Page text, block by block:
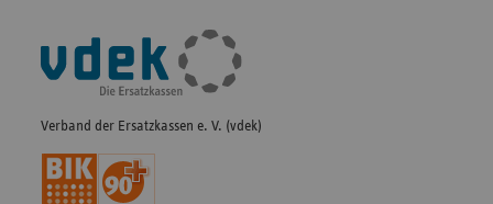
Fußleisten-
Navigation
Verband der Ersatzkassen e. V. (vdek)